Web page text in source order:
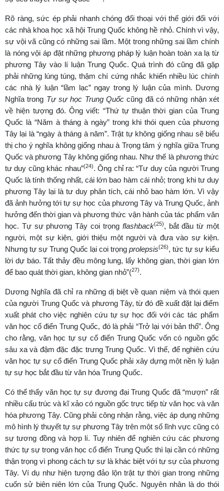
Rõ ràng, sức ép phải nhanh chóng đối thoại với thế giới đối với
các nhà khoa học xã hội Trung Quốc không hề nhỏ. Chính vì vậy,
sự vội vã cũng có những sai lầm. Một trong những sai lầm chính
là nóng vội áp đặt những phương pháp lý luận hoàn toàn xa lạ từ
phương Tây vào lí luận Trung Quốc. Quá trình đó cũng đã gặp
phải những lúng túng, thậm chí cứng nhắc khiến nhiều lúc chính
các nhà lý luận “lầm lạc” ngay trong lý luận của mình. Dương
Nghĩa trong Tự sự học Trung Quốc cũng đã có những nhận xét
về hiện tượng đó. Ông viết: “Thứ tự thuận thời gian của Trung
Quốc là “Năm à tháng à ngày” trong khi thói quen của phương
Tây lại là “ngày à tháng à năm”. Trật tự không giống nhau sẽ biểu
thị cho ý nghĩa không giống nhau à Trọng tâm ý nghĩa giữa Trung
Quốc và phương Tây không giống nhau. Như thế là phương thức
tư duy cũng khác nhau”(24). Ông chỉ ra: “Tư duy của người Trung
Quốc là tính thống nhất, cái lớn bao hàm cái nhỏ; trong khi tư duy
phương Tây lại là tư duy phân tích, cái nhỏ bao hàm lớn. Vì vậy
đã ảnh hưởng tới tự sự học của phương Tây và Trung Quốc, ảnh
hưởng đến thời gian và phương thức vận hành của tác phẩm văn
học. Tự sự phương Tây coi trọng flashback(25), bắt đầu từ một
người, một sự kiện, giới thiệu một người và đưa vào sự kiện.
Nhưng tự sự Trung Quốc lại coi trọng prolepsis(26), tức tự sự kiểu
lời dự báo. Tất thảy đều mông lung, lấy không gian, thời gian lớn
để bao quát thời gian, không gian nhỏ”(27).
Dương Nghĩa đã chỉ ra những dị biệt về quan niệm và thói quen
của người Trung Quốc và phương Tây, từ đó đề xuất đặt lại điểm
xuất phát cho việc nghiên cứu tự sự học đối với các tác phẩm
văn học cổ điển Trung Quốc, đó là phải “Trở lại với bản thổ”. Ông
cho rằng, văn học tự sự cổ điển Trung Quốc vốn có nguồn gốc
sâu xa và đậm đặc đặc trưng Trung Quốc. Vì thế, để nghiên cứu
văn học tự sự cổ điển Trung Quốc phải xây dựng một nền lý luận
tự sự học bắt đầu từ văn hóa Trung Quốc.
Có thể thấy văn học tự sự đương đại Trung Quốc đã “mượn” rất
nhiều cấu trúc và kĩ xảo có nguồn gốc trực tiếp từ văn học và văn
hóa phương Tây. Cũng phải công nhận rằng, việc áp dụng những
mô hình lý thuyết tự sự phương Tây trên một số lĩnh vực cũng có
sự tương đồng và hợp lí. Tuy nhiên để nghiên cứu các phương
thức tự sự trong văn học cổ điển Trung Quốc thì lại cần có những
thận trọng vì phong cách tự sự là khác biệt với tự sự của phương
Tây. Ví dụ như hiện tượng đảo lộn trật tự thời gian trong những
cuốn sử biên niên lớn của Trung Quốc. Nguyên nhân là do thói